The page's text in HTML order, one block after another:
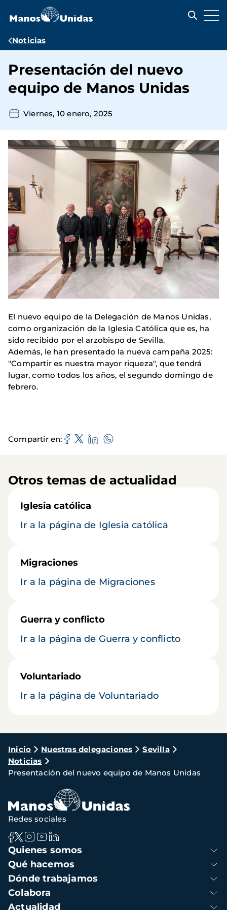
contenido
Ruta
navegación
Noticias
Presentación del nuevo
equipo de Manos Unidas
Viernes, 10 enero, 2025
El nuevo equipo de la Delegación de Manos Unidas,
como organización de la Iglesia Católica que es, ha
sido recibido por el arzobispo de Sevilla.
Además, le han presentado la nueva campaña 2025:
"Compartir es nuestra mayor riqueza", que tendrá
lugar, como todos los años, el segundo domingo de
febrero.
Compartir en
Otros temas de actualidad
Iglesia católica
Ir a la página de Iglesia católica
Migraciones
Ir a la página de Migraciones
Guerra y conflicto
Ir a la página de Guerra y conflicto
Voluntariado
Ir a la página de Voluntariado
Ruta
de
navegación
Inicio Nuestras delegaciones
Sevilla
Noticias
Presentación del nuevo equipo de Manos Unidas
Navegación
principal
Quienes somos
Qué hacemos
Dónde trabajamos
Colabora
Actualidad
Redes sociales